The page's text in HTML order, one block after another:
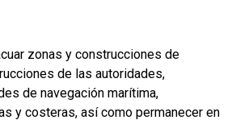
zonas y construcciones de
de las autoridades,
de navegación marítima,
y costeras, así como permanecer en